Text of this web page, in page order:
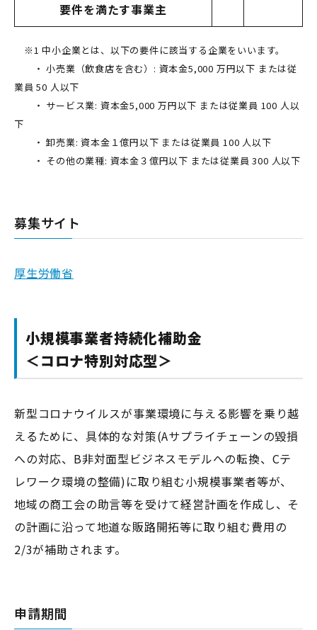
要件を満たす事業主
※1 中小企業とは、以下の要件に該当する企業をいいます。
・ 小売業（飲食店を含む）: 資本金5,000 万円以下 または従
業員 50 人以下
・ サービス業: 資本金5,000 万円以下 または従業員 100 人以
下
・ 卸売業: 資本金１億円以下 または従業員 100 人以下
・ その他の業種: 資本金３億円以下 または従業員 300 人以下
募集サイト
厚生労働省
小規模事業者持続化補助金
＜コロナ特別対応型＞
新型コロナウイルスが事業環境に与える影響を乗り越
えるために、具体的な対策(Aサプライチェーンの毀損
への対応、B非対面型ビジネスモデルへの転換、Cテ
レワーク環境の整備)に取り組む小規模事業者等が、
地域の商工会の助言等を受けて経営計画を作成し、そ
の計画に沿って地道な販路開拓等に取り組む費用の
2/3が補助されます。
申請期間